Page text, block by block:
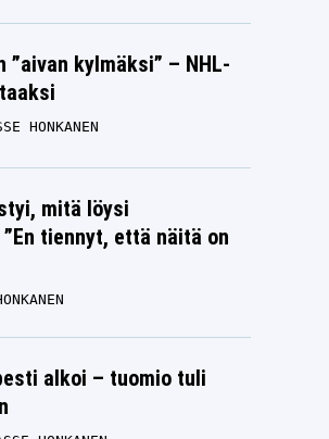
kylmäksi” – NHL-
HONKANEN
mitä löysi
tiennyt, että näitä on
alkoi – tuomio tuli